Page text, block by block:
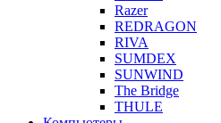
Razer
REDRAGON
RIVA
SUMDEX
SUNWIND
The Bridge
THULE